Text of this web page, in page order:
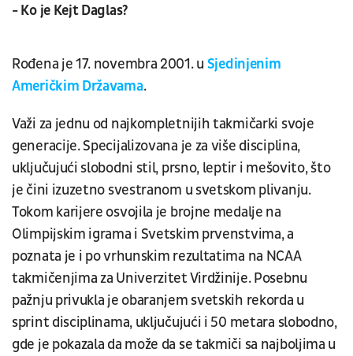
- Ko je Kejt Daglas?
Rođena je 17. novembra 2001. u Sjedinjenim
Američkim Državama.
Važi za jednu od najkompletnijih takmičarki svoje
generacije. Specijalizovana je za više disciplina,
uključujući slobodni stil, prsno, leptir i mešovito, što
je čini izuzetno svestranom u svetskom plivanju.
Tokom karijere osvojila je brojne medalje na
Olimpijskim igrama i Svetskim prvenstvima, a
poznata je i po vrhunskim rezultatima na NCAA
takmičenjima za Univerzitet Virdžinije. Posebnu
pažnju privukla je obaranjem svetskih rekorda u
sprint disciplinama, uključujući i 50 metara slobodno,
gde je pokazala da može da se takmiči sa najboljima u